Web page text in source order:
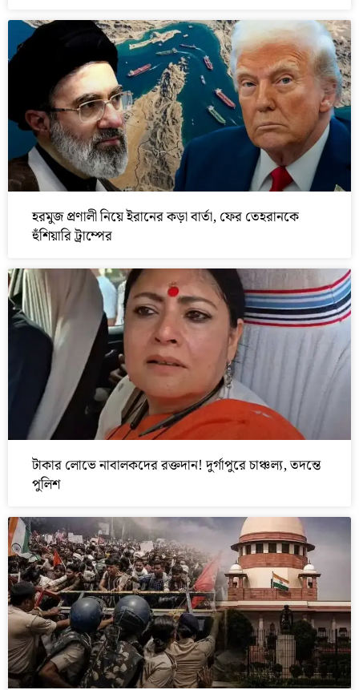
হরমুজ প্রণালী নিয়ে ইরানের কড়া বার্তা, ফের তেহরানকে
হুঁশিয়ারি ট্রাম্পের
টাকার লোভে নাবালকদের রক্তদান! দুর্গাপুরে চাঞ্চল্য, তদন্তে
পুলিশ